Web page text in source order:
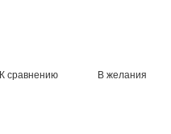
К сравнению В желания